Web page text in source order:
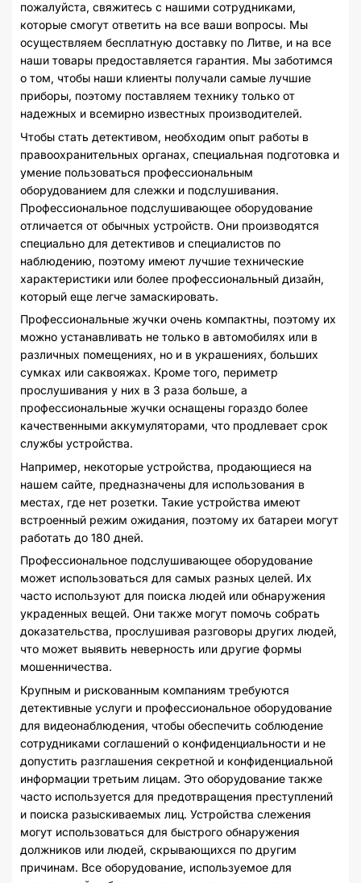
пожалуйста, свяжитесь с нашими сотрудниками,
которые смогут ответить на все ваши вопросы. Мы
осуществляем бесплатную доставку по Литве, и на все
наши товары предоставляется гарантия. Мы заботимся
о том, чтобы наши клиенты получали самые лучшие
приборы, поэтому поставляем технику только от
надежных и всемирно известных производителей.
Чтобы стать детективом, необходим опыт работы в
правоохранительных органах, специальная подготовка и
умение пользоваться профессиональным
оборудованием для слежки и подслушивания.
Профессиональное подслушивающее оборудование
отличается от обычных устройств. Они производятся
специально для детективов и специалистов по
наблюдению, поэтому имеют лучшие технические
характеристики или более профессиональный дизайн,
который еще легче замаскировать.
Профессиональные жучки очень компактны, поэтому их
можно устанавливать не только в автомобилях или в
различных помещениях, но и в украшениях, больших
сумках или саквояжах. Кроме того, периметр
прослушивания у них в 3 раза больше, а
профессиональные жучки оснащены гораздо более
качественными аккумуляторами, что продлевает срок
службы устройства.
Например, некоторые устройства, продающиеся на
нашем сайте, предназначены для использования в
местах, где нет розетки. Такие устройства имеют
встроенный режим ожидания, поэтому их батареи могут
работать до 180 дней.
Профессиональное подслушивающее оборудование
может использоваться для самых разных целей. Их
часто используют для поиска людей или обнаружения
украденных вещей. Они также могут помочь собрать
доказательства, прослушивая разговоры других людей,
что может выявить неверность или другие формы
мошенничества.
Крупным и рискованным компаниям требуются
детективные услуги и профессиональное оборудование
для видеонаблюдения, чтобы обеспечить соблюдение
сотрудниками соглашений о конфиденциальности и не
допустить разглашения секретной и конфиденциальной
информации третьим лицам. Это оборудование также
часто используется для предотвращения преступлений
и поиска разыскиваемых лиц. Устройства слежения
могут использоваться для быстрого обнаружения
должников или людей, скрывающихся по другим
причинам. Все оборудование, используемое для